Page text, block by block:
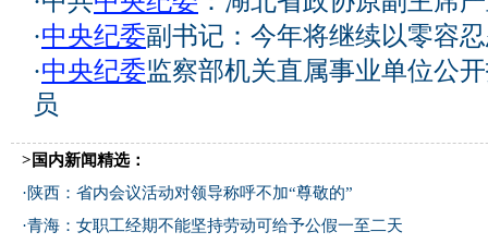
·中央纪委副书记：今年将继续以零容
·中央纪委监察部机关直属事业单位公
员
>国内新闻精选：
·陕西：省内会议活动对领导称呼不加“尊敬的”
·青海：女职工经期不能坚持劳动可给予公假一至二天